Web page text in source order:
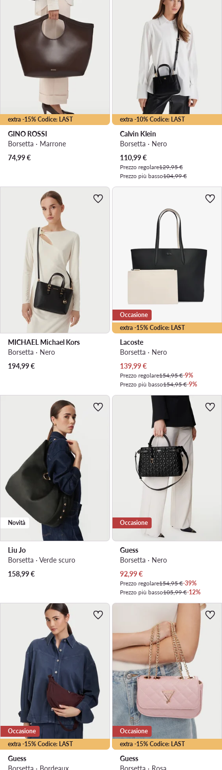
extra -15% Codice: LAST
GINO ROSSI
Borsetta · Marrone
74,99€
extra -10% Codice: LAST
Calvin Klein
Borsetta · Nero
Prezzo attuale
110,99€
Prezzo regolare129,95 €
Prezzo più basso104,99 €
MICHAEL Michael Kors
Borsetta · Nero
194,99€
extra -15% Codice: LAST
Occasione
Lacoste
Borsetta · Nero
Prezzo attuale
139,99€
Prezzo regolare154,95 €-9%
Prezzo più basso154,95 €-9%
Novità
Liu Jo
Borsetta · Verde scuro
158,99€
Occasione
Guess
Borsetta · Nero
Prezzo attuale
92,99€
Prezzo regolare154,95 €-39%
Prezzo più basso105,99 €-12%
extra -15% Codice: LAST
Occasione
Guess
Borsetta · Bordeaux
extra -15% Codice: LAST
Occasione
Guess
Borsetta · Rosa